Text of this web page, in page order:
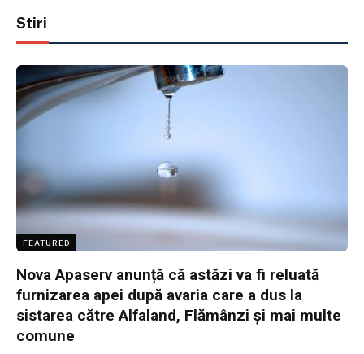
Stiri
FEATURED
Nova Apaserv anunță că astăzi va fi reluată
furnizarea apei după avaria care a dus la
sistarea către Alfaland, Flămânzi și mai multe
comune